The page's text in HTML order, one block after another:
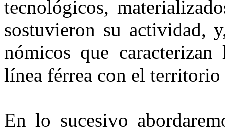
tecnológicos,
sostuvie­ron su actividad,
nómicos que
línea férrea con el territorio
En lo sucesivo